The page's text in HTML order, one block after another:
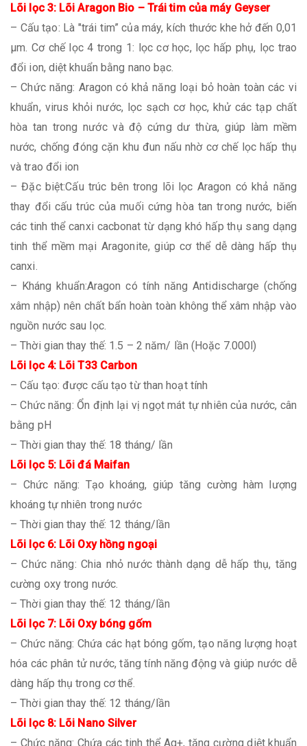
Lõi lọc 3: Lõi Aragon Bio – Trái tim của máy Geyser
– Cấu tạo: Là "trái tim” của máy, kích thước khe hở đến 0,01
μm. Cơ chế lọc 4 trong 1: lọc cơ học, lọc hấp phụ, lọc trao
đổi ion, diệt khuẩn bằng nano bạc.
– Chức năng: Aragon có khả năng loại bỏ hoàn toàn các vi
khuẩn, virus khỏi nước, lọc sạch cơ học, khử các tạp chất
hòa tan trong nước và độ cứng dư thừa, giúp làm mềm
nước, chống đóng cặn khu đun nấu nhờ cơ chế lọc hấp thụ
và trao đổi ion
– Đặc biệt:Cấu trúc bên trong lõi lọc Aragon có khả năng
thay đổi cấu trúc của muối cứng hòa tan trong nước, biến
các tinh thể canxi cacbonat từ dạng khó hấp thụ sang dạng
tinh thể mềm mại Aragonite, giúp cơ thể dễ dàng hấp thụ
canxi.
– Kháng khuẩn:Aragon có tính năng Antidischarge (chống
xâm nhập) nên chất bẩn hoàn toàn không thể xâm nhập vào
nguồn nước sau lọc.
– Thời gian thay thế: 1.5 – 2 năm/ lần (Hoặc 7.000l)
Lõi lọc 4: Lõi T33 Carbon
– Cấu tạo: được cấu tạo từ than hoạt tính
– Chức năng: Ổn định lại vị ngọt mát tự nhiên của nước, cân
bằng pH
– Thời gian thay thế: 18 tháng/ lần
Lõi lọc 5: Lõi đá Maifan
– Chức năng: Tạo khoáng, giúp tăng cường hàm lượng
khoáng tự nhiên trong nước
– Thời gian thay thế: 12 tháng/lần
Lõi lọc 6: Lõi Oxy hồng ngoại
– Chức năng: Chia nhỏ nước thành dạng dễ hấp thụ, tăng
cường oxy trong nước.
– Thời gian thay thế: 12 tháng/lần
Lõi lọc 7: Lõi Oxy bóng gốm
– Chức năng: Chứa các hạt bóng gốm, tạo năng lượng hoạt
hóa các phân tử nước, tăng tính năng động và giúp nước dễ
dàng hấp thụ trong cơ thể.
– Thời gian thay thế: 12 tháng/lần
Lõi lọc 8: Lõi Nano Silver
– Chức năng: Chứa các tinh thể Ag+, tăng cường diệt khuẩn